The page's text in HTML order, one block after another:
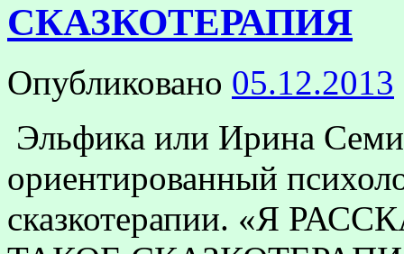
СКАЗКОТЕРАПИЯ
Опубликовано 05.12.2013
Эльфика или Ирина
ориентированный
сказкотерапии. «Я